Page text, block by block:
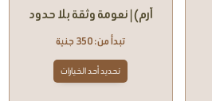
آرم) | نعومة وثقة بلا حدود
تبدأ من:350 جنية
تحديد أحد الخيارات